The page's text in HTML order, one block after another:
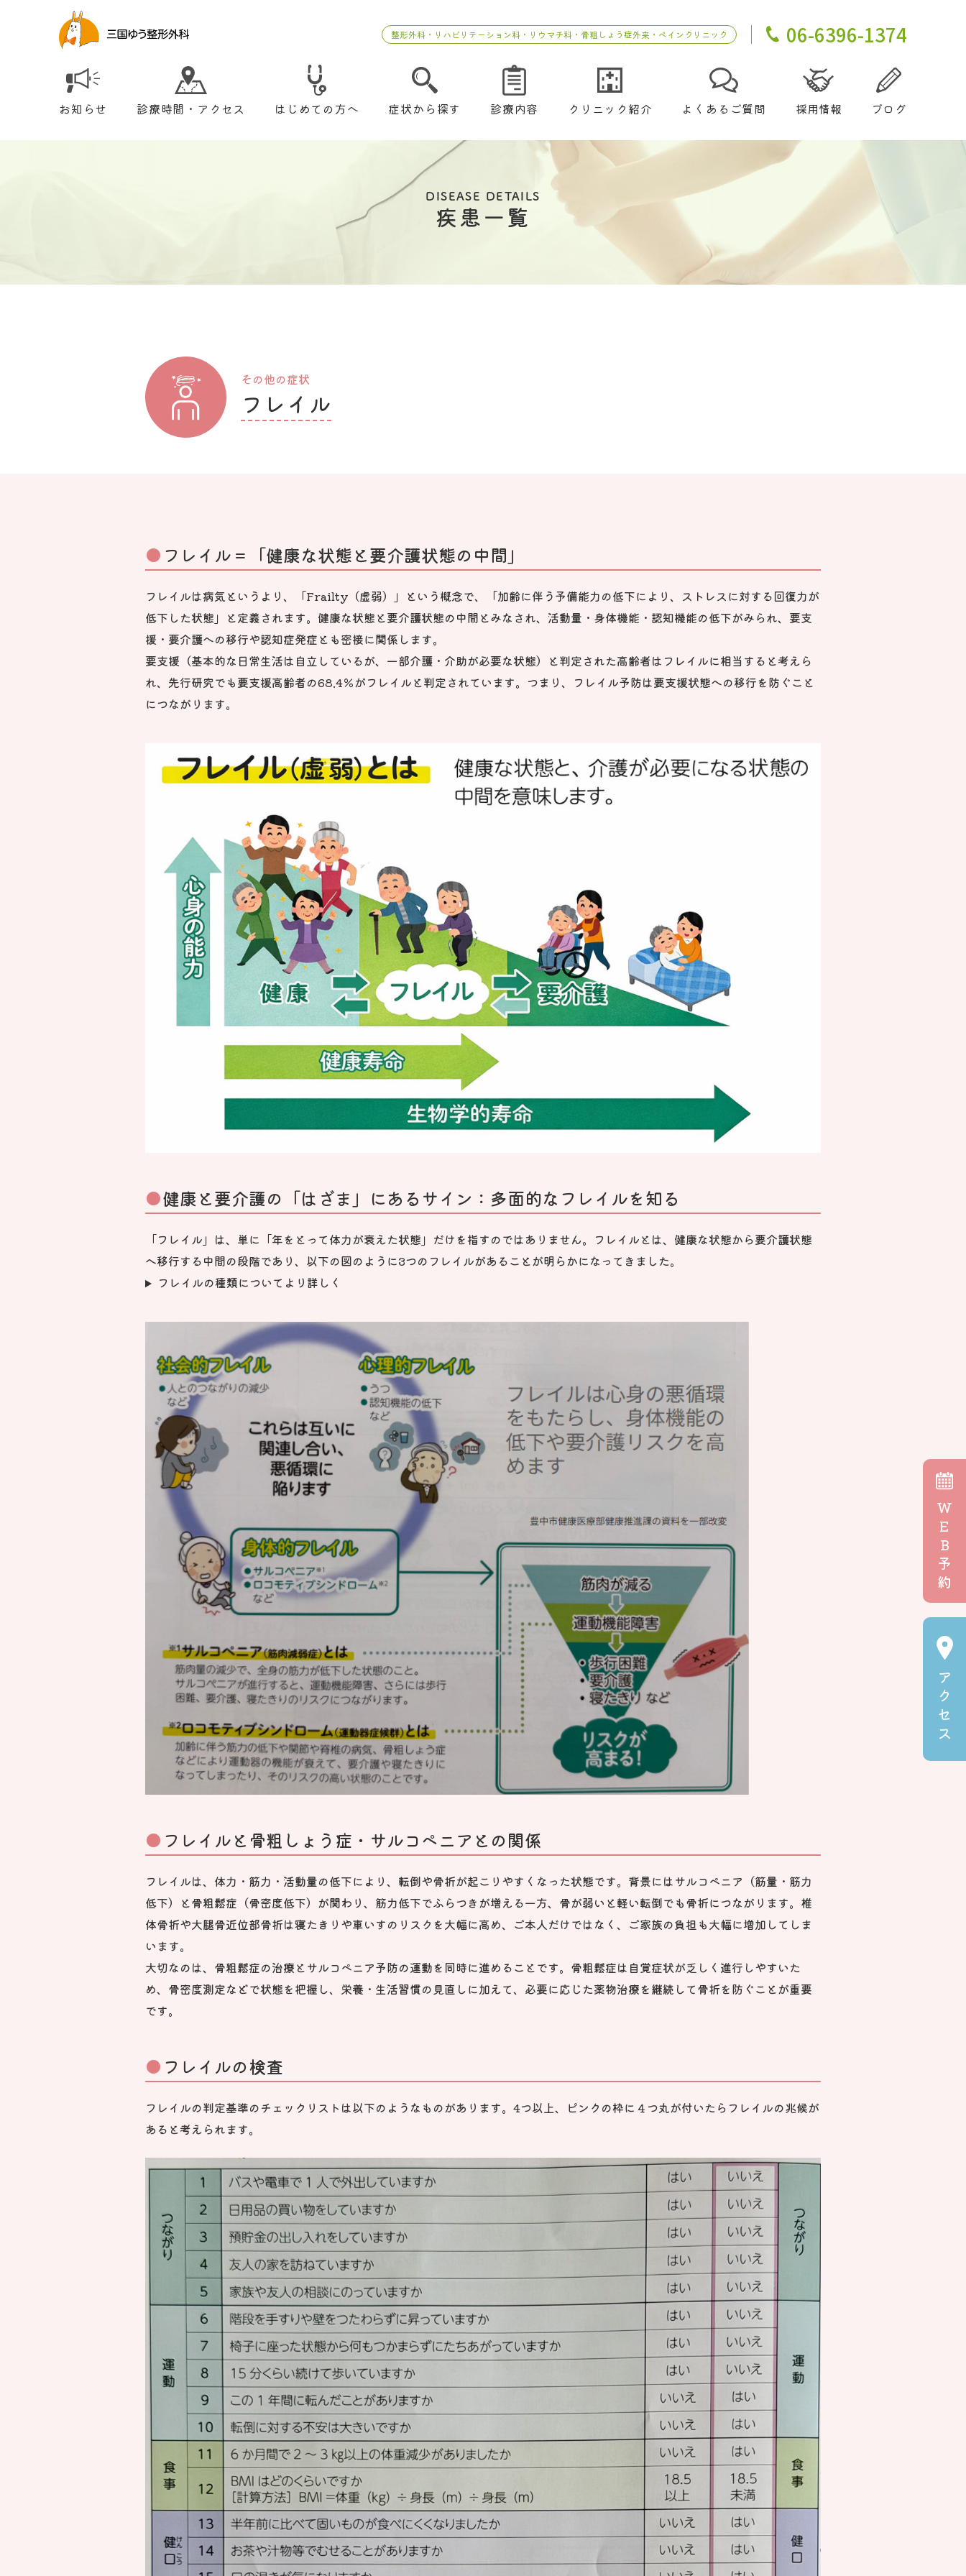
整形外科・リハビリテーション科・リウマチ科・骨粗しょう症外来・ペインクリニック 06-6396-1374
お知らせ 診療時間・アクセス はじめての方へ 症状から探す 診療内容 クリニック紹介 よくあるご質問 採用情報 ブログ
W
E
B
予
約
ア
ク
セ
ス
DISEASE DETAILS
疾患一覧
その他の症状
フレイル
フレイル＝「健康な状態と要介護状態の中間」
フレイルは病気というより、「Frailty（虚弱）」という概念で、「加齢に伴う予備能力の低下により、ストレスに対する回復力が
低下した状態」と定義されます。健康な状態と要介護状態の中間とみなされ、活動量・身体機能・認知機能の低下がみられ、要支
援・要介護への移行や認知症発症とも密接に関係します。
要支援（基本的な日常生活は自立しているが、一部介護・介助が必要な状態）と判定された高齢者はフレイルに相当すると考えら
れ、先行研究でも要支援高齢者の68.4％がフレイルと判定されています。つまり、フレイル予防は要支援状態への移行を防ぐこと
につながります。
健康と要介護の「はざま」にあるサイン：多面的なフレイルを知る
「フレイル」は、単に「年をとって体力が衰えた状態」だけを指すのではありません。フレイルとは、健康な状態から要介護状態
へ移行する中間の段階であり、以下の図のように3つのフレイルがあることが明らかになってきました。
フレイルの種類についてより詳しく
フレイルと骨粗しょう症・サルコペニアとの関係
フレイルは、体力・筋力・活動量の低下により、転倒や骨折が起こりやすくなった状態です。背景にはサルコペニア（筋量・筋力
低下）と骨粗鬆症（骨密度低下）が関わり、筋力低下でふらつきが増える一方、骨が弱いと軽い転倒でも骨折につながります。椎
体骨折や大腿骨近位部骨折は寝たきりや車いすのリスクを大幅に高め、ご本人だけではなく、ご家族の負担も大幅に増加してしま
います。
大切なのは、骨粗鬆症の治療とサルコペニア予防の運動を同時に進めることです。骨粗鬆症は自覚症状が乏しく進行しやすいた
め、骨密度測定などで状態を把握し、栄養・生活習慣の見直しに加えて、必要に応じた薬物治療を継続して骨折を防ぐことが重要
です。
フレイルの検査
フレイルの判定基準のチェックリストは以下のようなものがあります。4つ以上、ピンクの枠に４つ丸が付いたらフレイルの兆候が
あると考えられます。